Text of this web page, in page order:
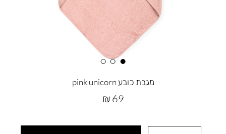
מגבת כובע pink unicorn
מחיר
69 ₪